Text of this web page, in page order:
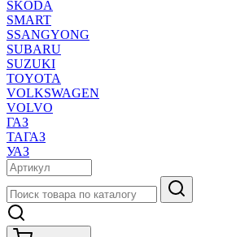
SKODA
SMART
SSANGYONG
SUBARU
SUZUKI
TOYOTA
VOLKSWAGEN
VOLVO
ГАЗ
ТАГАЗ
УАЗ